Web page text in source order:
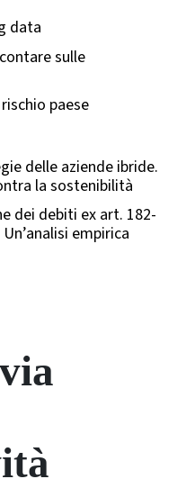
data
sulle
paese
delle aziende ibride.
la sostenibilità
dei debiti ex art. 182-
empirica